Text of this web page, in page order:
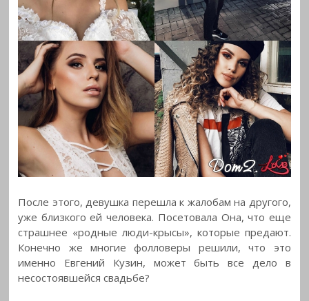
После этого, девушка перешла к жалобам на другого,
уже близкого ей человека. Посетовала Она, что еще
страшнее «родные люди-крысы», которые предают.
Конечно же многие фолловеры решили, что это
именно Евгений Кузин, может быть все дело в
несостоявшейся свадьбе?